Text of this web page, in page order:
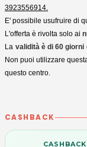
3923556914.
E' possibile usufruire di
L'offerta è rivolta solo ai
La validità è di 60 giorni
Non puoi utilizzare
questo centro.
CASHBACK
CASHBACK